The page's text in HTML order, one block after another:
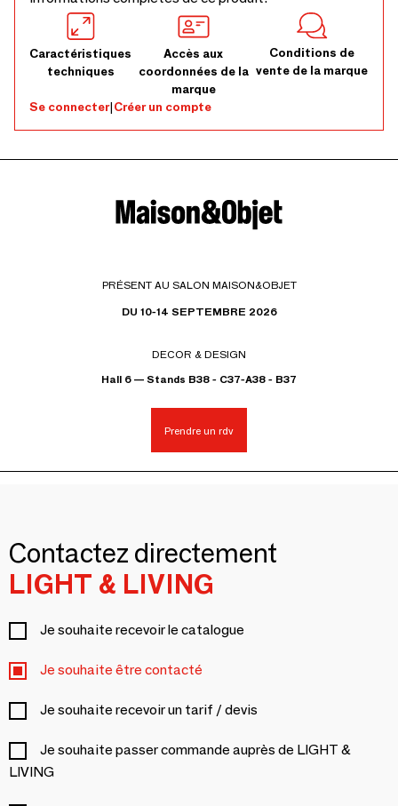
Caractéristiques
techniques
Accès aux
coordonnées de la
marque
Conditions de
vente de la marque
Se connecter|Créer un compte
PRÉSENT AU SALON MAISON&OBJET
DU 10-14 SEPTEMBRE 2026
DECOR & DESIGN
Hall 6 — Stands B38 - C37-A38 - B37
Prendre un rdv
Contactez directement
LIGHT & LIVING
Je souhaite recevoir le catalogue
Je souhaite être contacté
Je souhaite recevoir un tarif / devis
Je souhaite passer commande auprès de LIGHT &
LIVING